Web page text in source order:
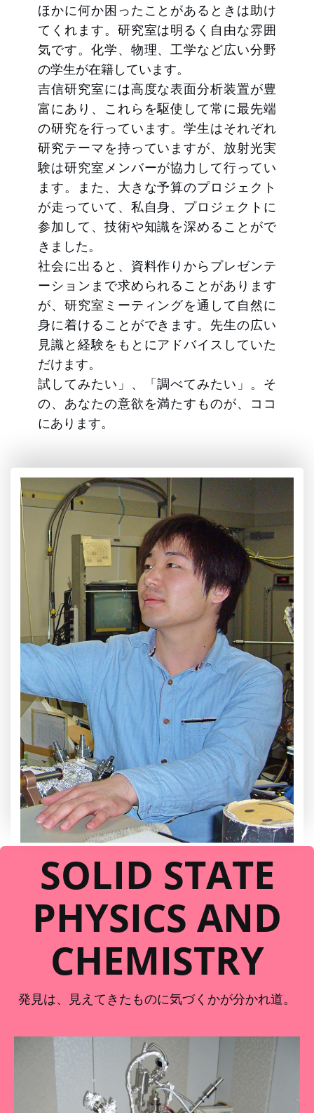
ほかに何か困ったことがあるときは助け
てくれます。研究室は明るく自由な雰囲
気です。化学、物理、工学など広い分野
の学生が在籍しています。
吉信研究室には高度な表面分析装置が豊
富にあり、これらを駆使して常に最先端
の研究を行っています。学生はそれぞれ
研究テーマを持っていますが、放射光実
験は研究室メンバーが協力して行ってい
ます。また、大きな予算のプロジェクト
が走っていて、私自身、プロジェクトに
参加して、技術や知識を深めることがで
きました。
社会に出ると、資料作りからプレゼンテ
ーションまで求められることがあります
が、研究室ミーティングを通して自然に
身に着けることができます。先生の広い
見識と経験をもとにアドバイスしていた
だけます。
試してみたい」、「調べてみたい」。そ
の、あなたの意欲を満たすものが、ココ
にあります。
SOLID STATE
PHYSICS AND
CHEMISTRY
発見は、見えてきたものに気づくかが分かれ道。